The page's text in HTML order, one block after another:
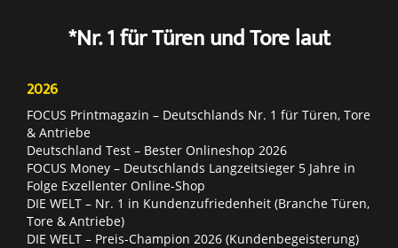
*Nr. 1 für Türen und Tore laut
2026
FOCUS Printmagazin – Deutschlands Nr. 1 für Türen, Tore
& Antriebe
Deutschland Test – Bester Onlineshop 2026
FOCUS Money – Deutschlands Langzeitsieger 5 Jahre in
Folge Exzellenter Online-Shop
DIE WELT – Nr. 1 in Kundenzufriedenheit (Branche Türen,
Tore & Antriebe)
DIE WELT – Preis-Champion 2026 (Kundenbegeisterung)